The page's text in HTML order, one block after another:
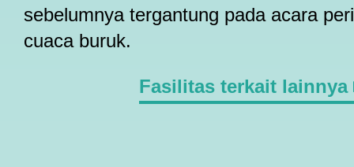
sebelumnya tergantung pada acara
cuaca buruk.
Fasilitas terkait lainnya